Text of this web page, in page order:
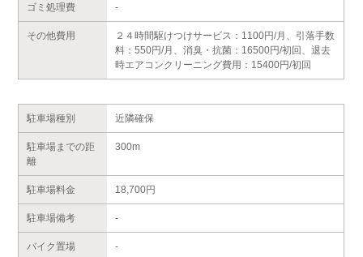
ゴミ処理費 -
その他費用
２４時間駆けつけサービス：1100円/月、引落手数
料：550円/月、消臭・抗菌：16500円/初回、退去
時エアコンクリーニング費用：15400円/初回
駐車場種別 近隣確保
駐車場までの距
離
300m
駐車場料金 18,700円
駐車場備考 -
バイク置場 -